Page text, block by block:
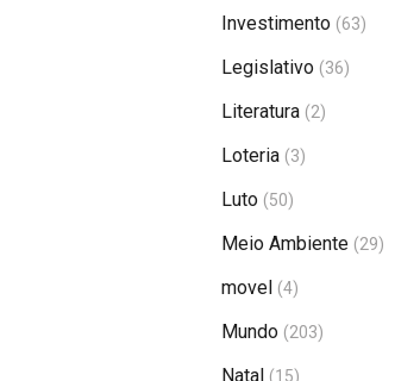
Investimento (63)
Legislativo (36)
Literatura (2)
Loteria (3)
Luto (50)
Meio Ambiente (29)
movel (4)
Mundo (203)
Natal (15)